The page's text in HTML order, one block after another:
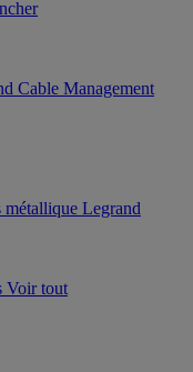
Cable Management
métallique Legrand
Voir tout